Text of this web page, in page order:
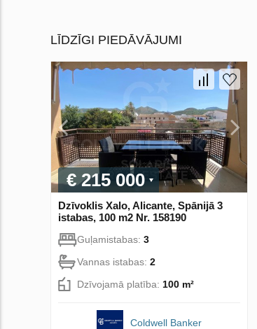
LĪDZĪGI PIEDĀVĀJUMI
€ 215 000
Dzīvoklis Xalo, Alicante, Spānijā 3
istabas, 100 m2 Nr. 158190
Guļamistabas: 3
Vannas istabas: 2
Dzīvojamā platība: 100 m²
Coldwell Banker